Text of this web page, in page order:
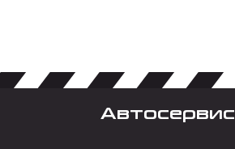
Автосервис